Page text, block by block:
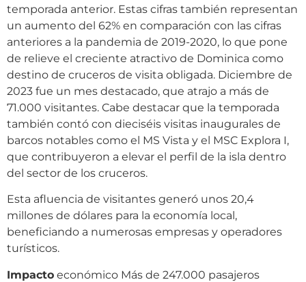
temporada anterior. Estas cifras también representan
un aumento del 62% en comparación con las cifras
anteriores a la pandemia de 2019-2020, lo que pone
de relieve el creciente atractivo de Dominica como
destino de cruceros de visita obligada. Diciembre de
2023 fue un mes destacado, que atrajo a más de
71.000 visitantes. Cabe destacar que la temporada
también contó con dieciséis visitas inaugurales de
barcos notables como el MS Vista y el MSC Explora I,
que contribuyeron a elevar el perfil de la isla dentro
del sector de los cruceros.
Esta afluencia de visitantes generó unos 20,4
millones de dólares para la economía local,
beneficiando a numerosas empresas y operadores
turísticos.
Impacto económico Más de 247.000 pasajeros